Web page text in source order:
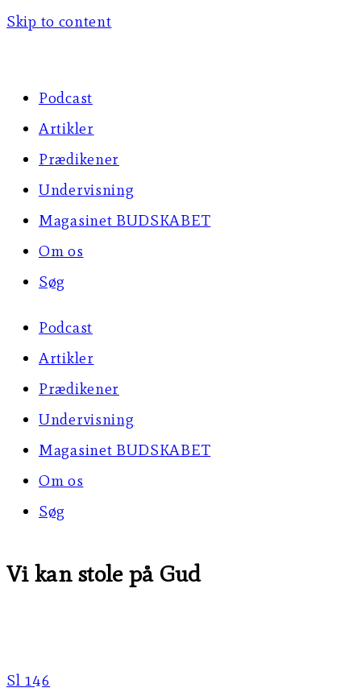
Skip to content
Podcast
Artikler
Prædikener
Undervisning
Magasinet BUDSKABET
Om os
Søg
Podcast
Artikler
Prædikener
Undervisning
Magasinet BUDSKABET
Om os
Søg
Vi kan stole på Gud
Sl 146